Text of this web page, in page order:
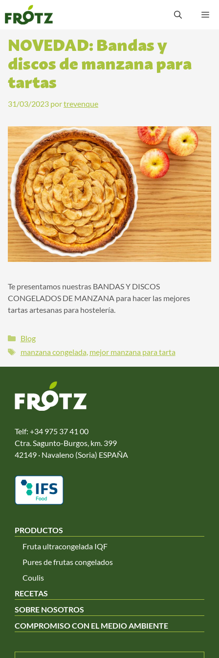
NOVEDAD: Bandas y
discos de manzana para
tartas
31/03/2023 portrevenque
Te presentamos nuestras BANDAS Y DISCOS
CONGELADOS DE MANZANA para hacer las mejores
tartas artesanas para hostelería.
Categorías
Blog
Etiquetas
manzana congelada, mejor manzana para tarta
Telf: +34 975 37 41 00
Ctra. Sagunto-Burgos, km. 399
42149 · Navaleno (Soria) ESPAÑA
PRODUCTOS
Fruta ultracongelada IQF
Pures de frutas congelados
Coulis
RECETAS
SOBRE NOSOTROS
COMPROMISO CON EL MEDIO AMBIENTE